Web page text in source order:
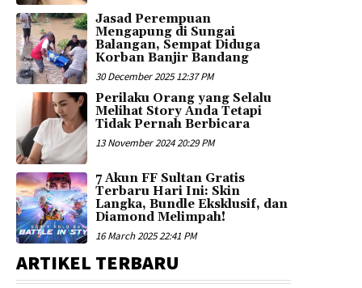
Jasad Perempuan
Mengapung di Sungai
Balangan, Sempat Diduga
Korban Banjir Bandang
30 December 2025 12:37 PM
Perilaku Orang yang Selalu
Melihat Story Anda Tetapi
Tidak Pernah Berbicara
13 November 2024 20:29 PM
7 Akun FF Sultan Gratis
Terbaru Hari Ini: Skin
Langka, Bundle Eksklusif, dan
Diamond Melimpah!
16 March 2025 22:41 PM
ARTIKEL TERBARU